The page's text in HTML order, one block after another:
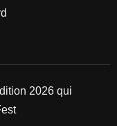
2026 qui